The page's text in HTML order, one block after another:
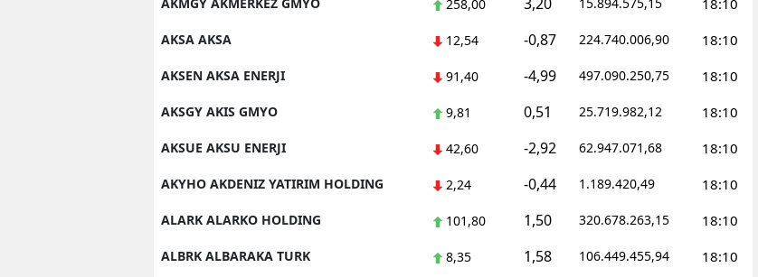
Manisa
Kahramanmaraş
Mardin
Muğla
Muş
Nevşehir
Niğde
258,00
AKSA AKSA 12,54 -0,87 224.740.006,90 18:10
AKSEN AKSA ENERJI 91,40 -4,99 497.090.250,75 18:10
AKSGY AKIS GMYO 9,81 0,51 25.719.982,12 18:10
AKSUE AKSU ENERJI 42,60 -2,92 62.947.071,68 18:10
AKYHO AKDENIZ YATIRIM HOLDING 2,24 -0,44 1.189.420,49 18:10
ALARK ALARKO HOLDING 101,80 1,50 320.678.263,15 18:10
ALBRK ALBARAKA TURK 8,35 1,58 106.449.455,94 18:10